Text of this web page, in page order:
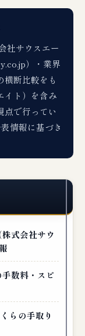
社サウスエー
）・業界
断比較をも
イト）を含み
点で行ってい
情報に基づき
式会社サウ
数料・スピ
らの手取り